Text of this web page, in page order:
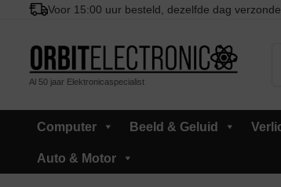
Voor 15:00 uur besteld, dezelfde dag
Al 50 jaar Elektronicaspecialist
Computer Beeld & Geluid
Auto & Motor